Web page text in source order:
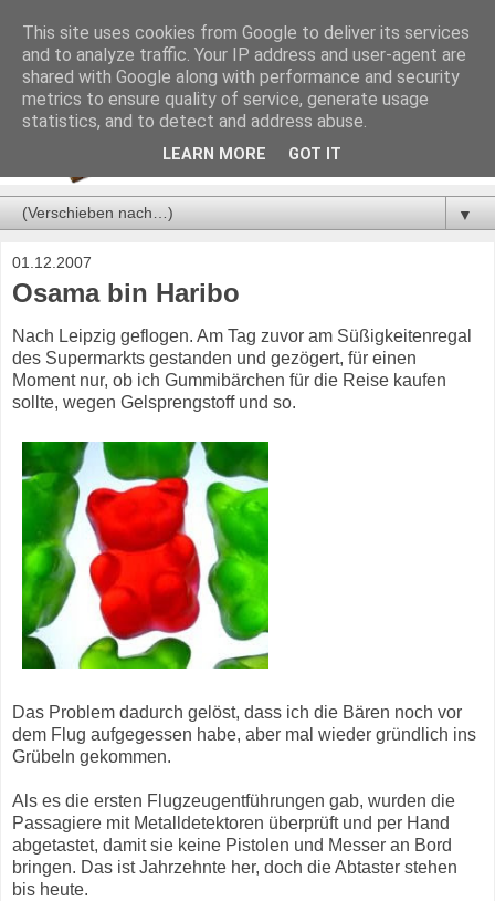
▼
01.12.2007
Osama bin Haribo
Nach Leipzig geflogen. Am Tag zuvor am Süßigkeitenregal
des Supermarkts gestanden und gezögert, für einen
Moment nur, ob ich Gummibärchen für die Reise kaufen
sollte, wegen Gelsprengstoff und so.
Das Problem dadurch gelöst, dass ich die Bären noch vor
dem Flug aufgegessen habe, aber mal wieder gründlich ins
Grübeln gekommen.
Als es die ersten Flugzeugentführungen gab, wurden die
Passagiere mit Metalldetektoren überprüft und per Hand
abgetastet, damit sie keine Pistolen und Messer an Bord
bringen. Das ist Jahrzehnte her, doch die Abtaster stehen
bis heute.
This site uses cookies from Google to deliver its services
and to analyze traffic. Your IP address and user-agent are
shared with Google along with performance and security
metrics to ensure quality of service, generate usage
statistics, and to detect and address abuse.
LEARN MORE GOT IT